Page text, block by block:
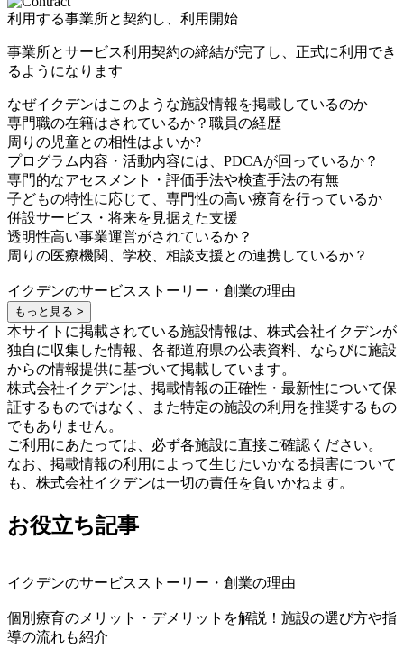
利用する事業所と契約し、利用開始
事業所とサービス利用契約の締結が完了し、正式に利用でき
るようになります
なぜイクデンはこのような施設情報を掲載しているのか
専門職の在籍はされているか？職員の経歴
周りの児童との相性はよいか?
プログラム内容・活動内容には、PDCAが回っているか？
専門的なアセスメント・評価手法や検査手法の有無
子どもの特性に応じて、専門性の高い療育を行っているか
併設サービス・将来を見据えた支援
透明性高い事業運営がされているか？
周りの医療機関、学校、相談支援との連携しているか？
イクデンのサービスストーリー・創業の理由
もっと見る >
本サイトに掲載されている施設情報は、株式会社イクデンが
独自に収集した情報、各都道府県の公表資料、ならびに施設
からの情報提供に基づいて掲載しています。
株式会社イクデンは、掲載情報の正確性・最新性について保
証するものではなく、また特定の施設の利用を推奨するもの
でもありません。
ご利用にあたっては、必ず各施設に直接ご確認ください。
なお、掲載情報の利用によって生じたいかなる損害について
も、株式会社イクデンは一切の責任を負いかねます。
お役立ち記事
イクデンのサービスストーリー・創業の理由
個別療育のメリット・デメリットを解説！施設の選び方や指
導の流れも紹介